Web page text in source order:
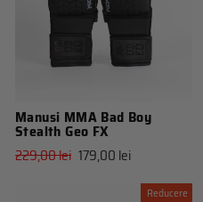
Manusi MMA Bad Boy
Stealth Geo FX
Pret
229,00 lei Pret
179,00 lei
Reducere